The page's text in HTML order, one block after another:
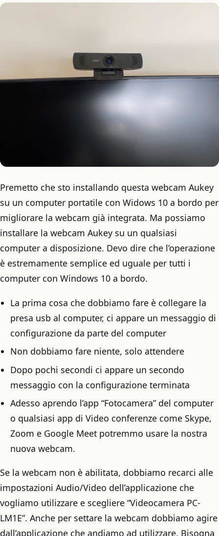
Premetto che sto installando questa webcam Aukey
su un computer portatile con Widows 10 a bordo per
migliorare la webcam già integrata. Ma possiamo
installare la webcam Aukey su un qualsiasi
computer a disposizione. Devo dire che l’operazione
è estremamente semplice ed uguale per tutti i
computer con Windows 10 a bordo.
La prima cosa che dobbiamo fare è collegare la
presa usb al computer, ci appare un messaggio di
configurazione da parte del computer
Non dobbiamo fare niente, solo attendere
Dopo pochi secondi ci appare un secondo
messaggio con la configurazione terminata
Adesso aprendo l’app “Fotocamera” del computer
o qualsiasi app di Video conferenze come Skype,
Zoom e Google Meet potremmo usare la nostra
nuova webcam.
Se la webcam non è abilitata, dobbiamo recarci alle
impostazioni Audio/Video dell’applicazione che
vogliamo utilizzare e scegliere “Videocamera PC-
LM1E”. Anche per settare la webcam dobbiamo agire
dall’applicazione che andiamo ad utilizzare. Bisogna